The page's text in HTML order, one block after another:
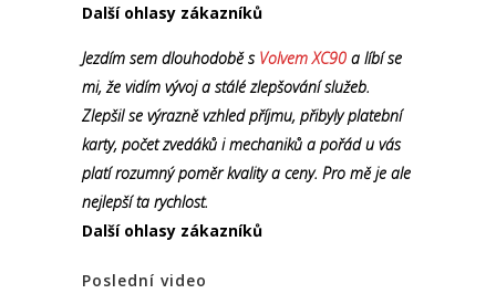
Další ohlasy zákazníků
Jezdím sem dlouhodobě s Volvem XC90 a líbí se
mi, že vidím vývoj a stálé zlepšování služeb.
Zlepšil se výrazně vzhled příjmu, přibyly platební
karty, počet zvedáků i mechaniků a pořád u vás
platí rozumný poměr kvality a ceny. Pro mě je ale
nejlepší ta rychlost.
Další ohlasy zákazníků
Poslední video